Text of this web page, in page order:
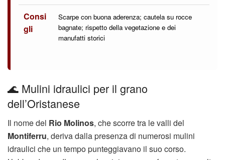
Consi
gli
Scarpe con buona aderenza; cautela su rocce
bagnate; rispetto della vegetazione e dei
manufatti storici
🌊 Mulini idraulici per il grano
dell’Oristanese
Il nome del Rio Molinos, che scorre tra le valli del
Montiferru, deriva dalla presenza di numerosi mulini
idraulici che un tempo punteggiavano il suo corso.